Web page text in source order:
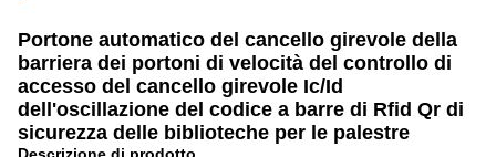
Portone automatico del cancello girevole della
barriera dei portoni di velocità del controllo di
accesso del cancello girevole Ic/Id
dell'oscillazione del codice a barre di Rfid Qr di
sicurezza delle biblioteche per le palestre